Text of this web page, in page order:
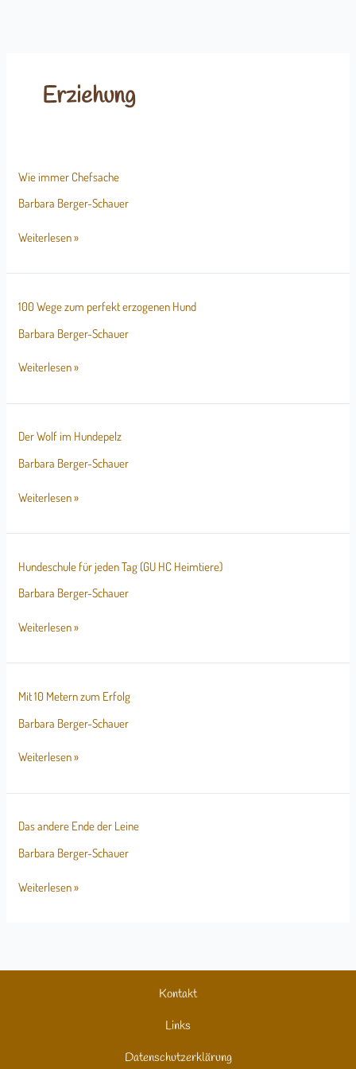
Erziehung
Wie immer Chefsache
Barbara Berger-Schauer
immer
Chefsache
Weiterlesen »
100 Wege zum perfekt erzogenen Hund
Barbara Berger-Schauer
100
Wege
zum
erzogenen
Weiterlesen »
Der Wolf im Hundepelz
Barbara Berger-Schauer
Der
Wolf
im
Weiterlesen »
Hundeschule für jeden Tag (GU HC Heimtiere)
Barbara Berger-Schauer
Hundeschule
für
jeden
(GU
Weiterlesen »
Mit 10 Metern zum Erfolg
Barbara Berger-Schauer
Mit
10
Metern
Erfolg
Weiterlesen »
Das andere Ende der Leine
Barbara Berger-Schauer
Das
andere
Ende
Leine
Weiterlesen »
Kontakt
Links
Datenschutzerklärung